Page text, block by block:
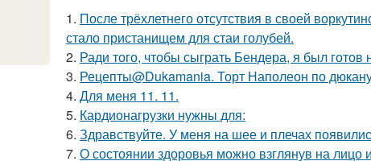
1. После трёхлетнего отсутствия в своей
стало пристанищем для стаи голубей.
2. Ради того, чтобы сыграть Бендера, я был готов
3. Рецепты@Dukamania. Торт Наполеон по
4. Для меня 11. 11.
5. Кардионагрузки нужны для:
6. Здравствуйте. У меня на шее и плечах
7. О состоянии здоровья можно взглянув на лицо